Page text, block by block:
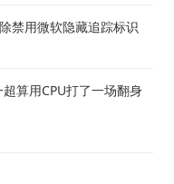
禁用微软隐藏追踪标识
算用CPU打了一场翻身